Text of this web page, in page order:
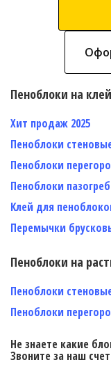
Пеноблоки на клей
Хит продаж 2025
Пеноблоки
Пеноблоки
Пеноблоки
Клей для
Перемычки
Пеноблоки на
Пеноблоки
Пеноблоки
Не знаете какие
Звоните за наш счет